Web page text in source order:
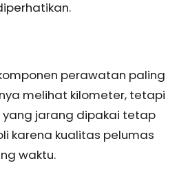
perawatan paling
melihat kilometer, tetapi
yang jarang dipakai tetap
karena kualitas pelumas
waktu.